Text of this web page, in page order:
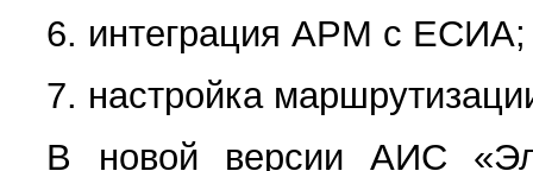
6. интеграция АРМ с ЕСИА;
7. настройка
В новой версии АИС